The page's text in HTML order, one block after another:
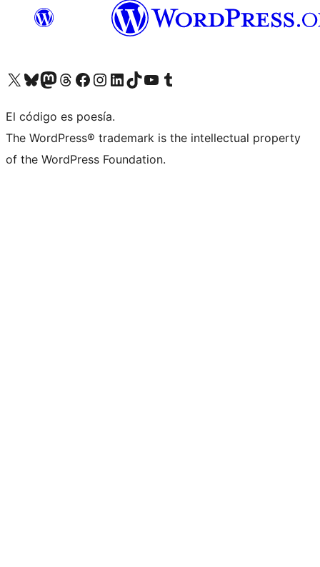
Visita nuestra cuenta de X (anteriormente Twitter)
Visita nuestra cuenta de Bluesky
Visita nuestra cuenta de Mastodon
Visita nuestra cuenta de Threads
Visita nuestra página de Facebook
Visita nuestra cuenta de Instagram
Visita nuestra cuenta de LinkedIn
Visita nuestra cuenta de TikTok
Visita nuestro canal de YouTube
Visita nuestra cuenta de Tumblr
El código es poesía.
The WordPress® trademark is the intellectual property
of the WordPress Foundation.